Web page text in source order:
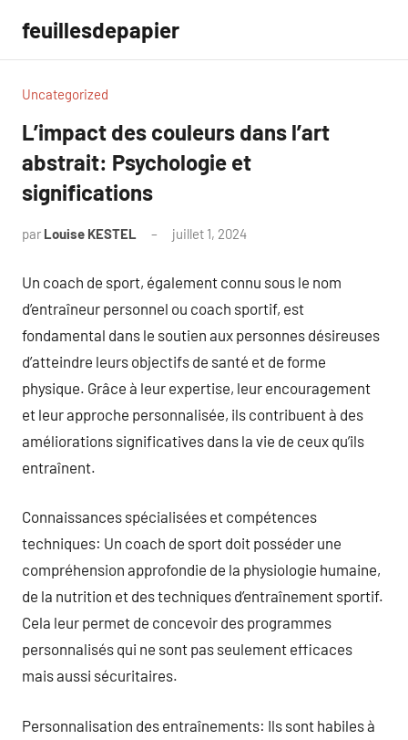
contenu
feuillesdepapier
Uncategorized
L’impact des couleurs dans l’art
abstrait: Psychologie et
significations
par Louise KESTEL juillet 1, 2024
Un coach de sport, également connu sous le nom
d’entraîneur personnel ou coach sportif, est
fondamental dans le soutien aux personnes désireuses
d’atteindre leurs objectifs de santé et de forme
physique. Grâce à leur expertise, leur encouragement
et leur approche personnalisée, ils contribuent à des
améliorations significatives dans la vie de ceux qu’ils
entraînent.
Connaissances spécialisées et compétences
techniques: Un coach de sport doit posséder une
compréhension approfondie de la physiologie humaine,
de la nutrition et des techniques d’entraînement sportif.
Cela leur permet de concevoir des programmes
personnalisés qui ne sont pas seulement efficaces
mais aussi sécuritaires.
Personnalisation des entraînements: Ils sont habiles à